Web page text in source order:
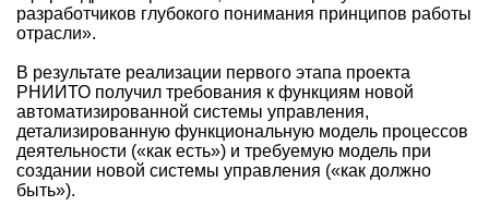
разработчиков глубокого понимания принципов работы
отрасли».
В результате реализации первого этапа проекта
РНИИТО получил требования к функциям новой
автоматизированной системы управления,
детализированную функциональную модель процессов
деятельности («как есть») и требуемую модель при
создании новой системы управления («как должно
быть»).